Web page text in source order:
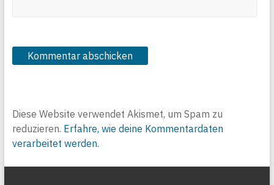
Diese Website verwendet Akismet, um Spam zu
reduzieren. Erfahre, wie deine Kommentardaten
verarbeitet werden.